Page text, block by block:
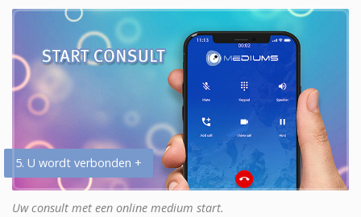
5. U wordt verbonden +
Uw consult met een online medium start.